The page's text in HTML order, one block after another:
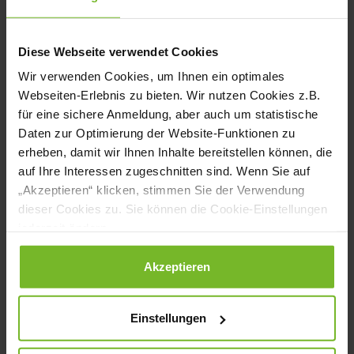
Diese Webseite verwendet Cookies
Wir verwenden Cookies, um Ihnen ein optimales
Webseiten-Erlebnis zu bieten. Wir nutzen Cookies z.B.
für eine sichere Anmeldung, aber auch um statistische
Daten zur Optimierung der Website-Funktionen zu
erheben, damit wir Ihnen Inhalte bereitstellen können, die
auf Ihre Interessen zugeschnitten sind. Wenn Sie auf
„Akzeptieren“ klicken, stimmen Sie der Verwendung
dieser Cookies zu. Sie können die Cookie-Einstellungen
Datenschutzerklärung|Impressum
Akzeptieren
Einstellungen
Auszeichnung erfuhr: „Wir freuen uns und
sind stolz auf diese Auszeichnung. Aber
noch viel schöner ist es, täglich zu sehen,
wie bereichernd die Zusammenarbeit mit
Menschen mit einem Handicap ist. Ihr
Engagement und das Vertrauen, das sie
uns schenken, sind ein Gewinn, den keiner
von uns missen möchte“, sagt Dr. Lothar
Becker, Eigentümer des Atrium Hotel
www.atrium-mainz.de